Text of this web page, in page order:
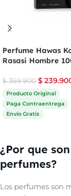
Perfume Hawas
Rasasi Hombre
$369.900 $
Producto Original
Paga Contraentrega
Envío Gratis
¿Por que
perfumes?
Los perfumes son